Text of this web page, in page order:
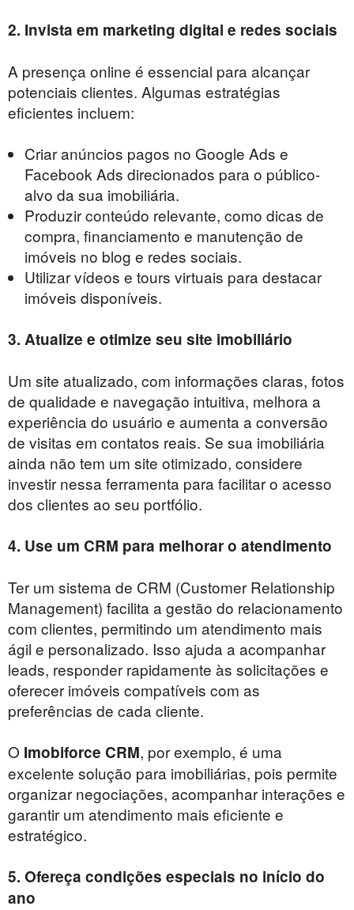
2. Invista em marketing digital e redes sociais
A presença online é essencial para alcançar
potenciais clientes. Algumas estratégias
eficientes incluem:
Criar anúncios pagos no Google Ads e
Facebook Ads direcionados para o público-
alvo da sua imobiliária.
Produzir conteúdo relevante, como dicas de
compra, financiamento e manutenção de
imóveis no blog e redes sociais.
Utilizar vídeos e tours virtuais para destacar
imóveis disponíveis.
3. Atualize e otimize seu site imobiliário
Um site atualizado, com informações claras, fotos
de qualidade e navegação intuitiva, melhora a
experiência do usuário e aumenta a conversão
de visitas em contatos reais. Se sua imobiliária
ainda não tem um site otimizado, considere
investir nessa ferramenta para facilitar o acesso
dos clientes ao seu portfólio.
4. Use um CRM para melhorar o atendimento
Ter um sistema de CRM (Customer Relationship
Management) facilita a gestão do relacionamento
com clientes, permitindo um atendimento mais
ágil e personalizado. Isso ajuda a acompanhar
leads, responder rapidamente às solicitações e
oferecer imóveis compatíveis com as
preferências de cada cliente.
O Imobiforce CRM, por exemplo, é uma
excelente solução para imobiliárias, pois permite
organizar negociações, acompanhar interações e
garantir um atendimento mais eficiente e
estratégico.
5. Ofereça condições especiais no início do
ano